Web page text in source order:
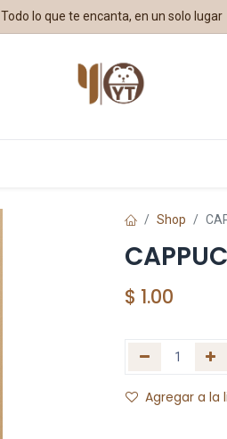
Todo lo que te encanta, en un solo lugar
Shop
$ 1.00
Agregar a la